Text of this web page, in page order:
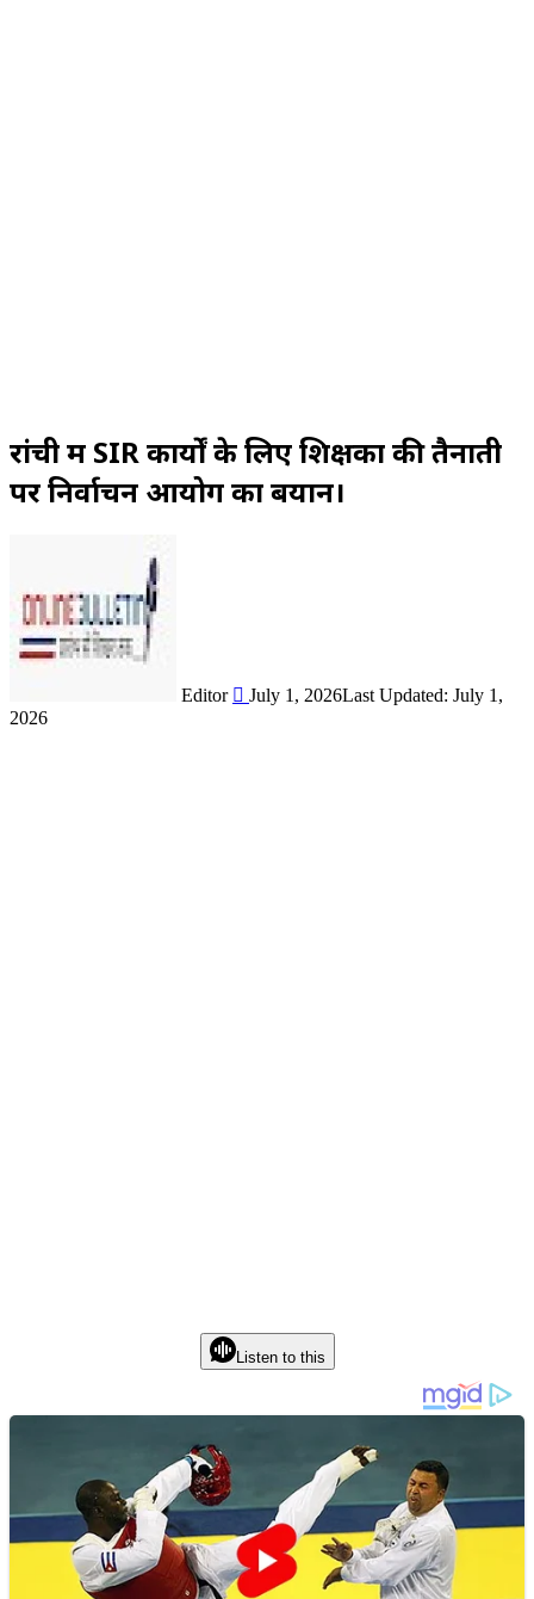
रांची में SIR कार्यों के लिए शिक्षकों की तैनाती
पर निर्वाचन आयोग का बयान।
Editor July 1, 2026Last Updated: July 1,
2026
Listen to this